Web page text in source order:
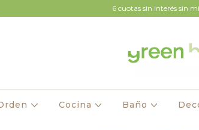
6 cuotas sin interés sin
Cocina Baño